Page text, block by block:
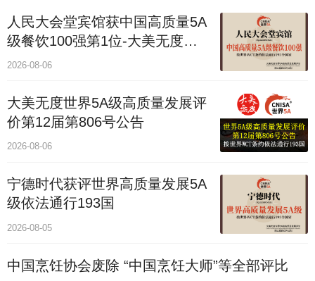
人民大会堂宾馆获中国高质量5A
级餐饮100强第1位-大美无度评
价通193国
2026-08-06
大美无度世界5A级高质量发展评
价第12届第806号公告
2026-08-06
宁德时代获评世界高质量发展5A
级依法通行193国
2026-08-05
中国烹饪协会废除 “中国烹饪大师”等全部评比